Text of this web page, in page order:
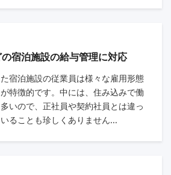
宿泊施設の給与管理に対応
宿泊施設の従業員は様々な雇用形態
特徴的です。中には、住み込みで働
いので、正社員や契約社員とは違っ
ることも珍しくありません...